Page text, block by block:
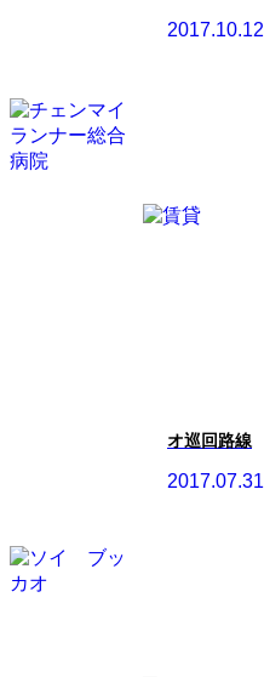
2017.10.12
オ巡回路線
2017.07.31